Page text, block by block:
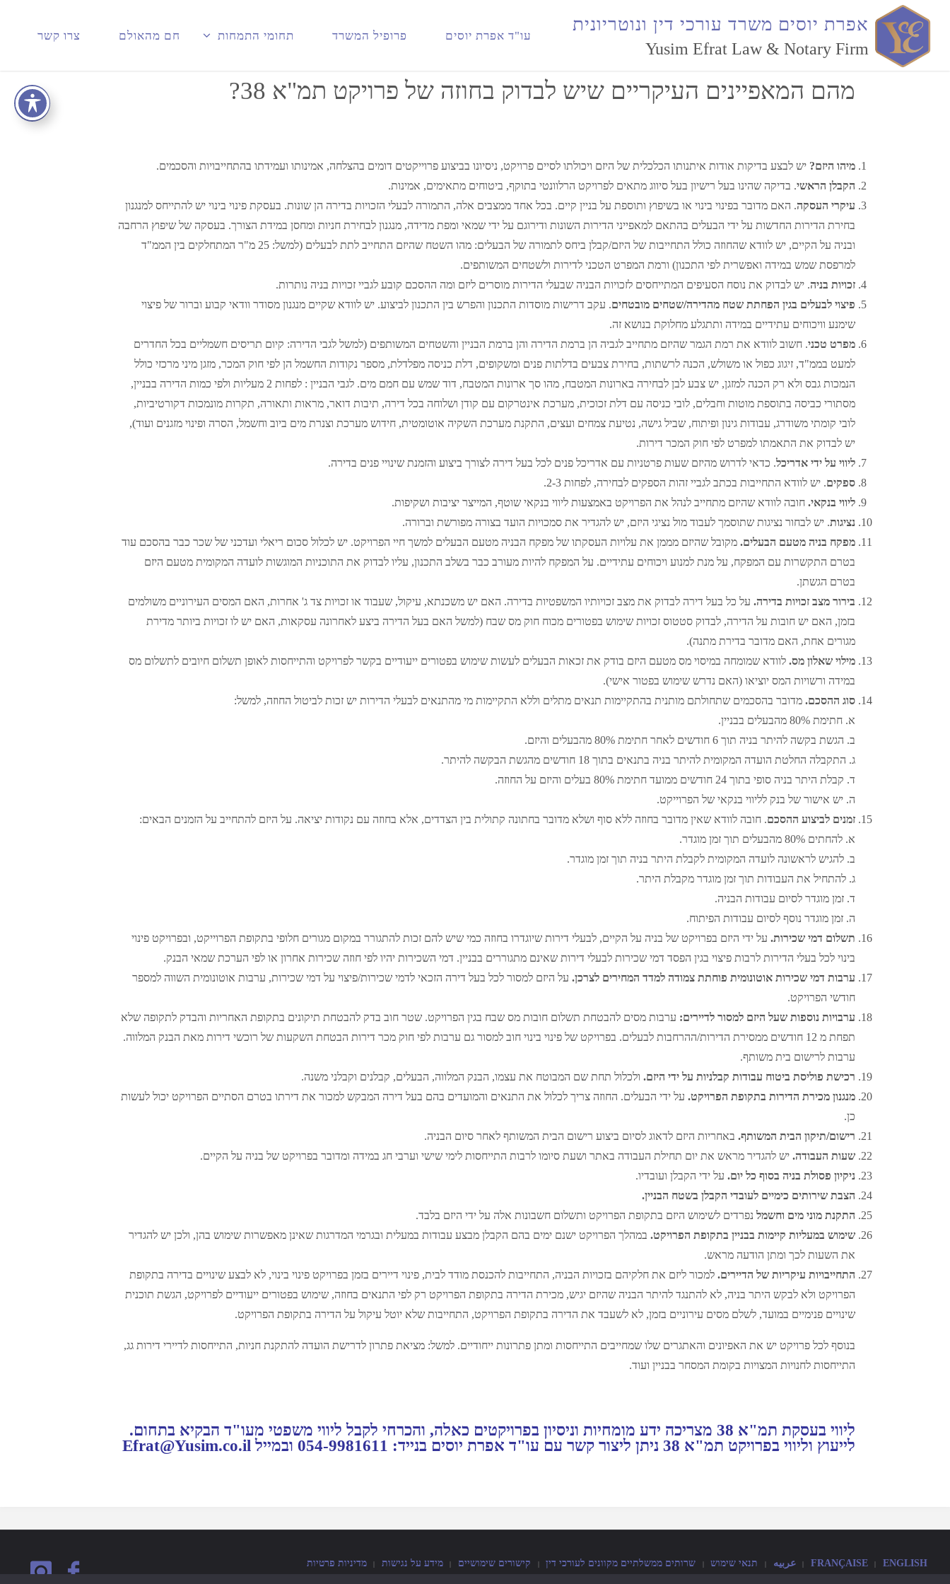
אפרת יוסים משרד עורכי דין ונוטריונית
Yusim Efrat Law & Notary Firm
עו"ד אפרת יוסים פרופיל המשרד תחומי התמחות חם מהאולם צרו קשר
מהם המאפיינים העיקריים שיש לבדוק בחוזה של פרויקט תמ"א 38?
מיהו היזם? יש לבצע בדיקות אודות איתנותו הכלכלית של היזם ויכולתו לסיים פרויקט, ניסיונו בביצוע פרוייקטים דומים בהצלחה, אמינותו ועמידתו בהתחייבויות והסכמים.
הקבלן הראשי. בדיקה שהינו בעל רישיון בעל סיווג מתאים לפרויקט הרלוונטי בתוקף, ביטוחים מתאימים, אמינות.
עיקרי העסקה. האם מדובר בפינוי בינוי או בשיפוץ ותוספת על בניין קיים. בכל אחד ממצבים אלה, התמורה לבעלי הזכויות בדירה הן שונות. בעסקת פינוי בינוי יש להתייחס למנגנון
בחירת הדירות החדשות על ידי הבעלים בהתאם למאפייני הדירות השונות ודירוגם על ידי שמאי ומפת מדידה, מנגנון לבחירת חניות ומחסן במידת הצורך. בעסקה של שיפוץ הרחבה
ובניה על הקיים, יש לוודא שהחוזה כולל התחייבות של היזם/קבלן ביחס לתמורה של הבעלים: מהו השטח שהיזם התחייב לתת לבעלים (למשל: 25 מ"ר המתחלקים בין הממ"ד
למרפסת שמש במידה ואפשרית לפי התכנון) ורמת המפרט הטכני לדירות ולשטחים המשותפים.
זכויות בניה. יש לבדוק את נוסח הסעיפים המתייחסים לזכויות הבניה שבעלי הדירות מוסרים ליזם ומה ההסכם קובע לגביי זכויות בניה נותרות.
פיצוי לבעלים בגין הפחתת שטח מהדירה/שטחים מובטחים. עקב דרישות מוסדות התכנון והפרש בין התכנון לביצוע. יש לוודא שקיים מנגנון מסודר וודאי קבוע וברור של פיצוי
שימנע וויכוחים עתידיים במידה ותתגלע מחלוקת בנושא זה.
מפרט טכני. חשוב לוודא את רמת הגמר שהיזם מתחייב לגביה הן ברמת הדירה והן ברמת הבניין והשטחים המשותפים (למשל לגבי הדירה: קיום תריסים חשמליים בכל החדרים
למעט בממ"ד, זיגוג כפול או משולש, הכנה לרשתות, בחירת צבעים בדלתות פנים ומשקופים, דלת כניסה מפלדלת, מספר נקודות החשמל הן לפי חוק המכר, מזגן מיני מרכזי כולל
הנמכות גבס ולא רק הכנה למזגן, יש צבע לבן לבחירה בארונות המטבח, מהו סך ארונות המטבח, דוד שמש עם חמם מים. לגבי הבניין : לפחות 2 מעליות ולפי כמות הדירה בבניין,
מסתורי כביסה בתוספת מוטות וחבלים, לובי כניסה עם דלת זכוכית, מערכת אינטרקום עם קודן ושלוחה בכל דירה, תיבות דואר, מראות ותאורה, תקרות מונמכות דקורטיביות,
לובי קומתי משודרג, עבודות גינון ופיתוח, שביל גישה, נטיעת צמחים ועצים, התקנת מערכת השקיה אוטומטית, חידוש מערכת וצנרת מים ביוב וחשמל, הסרה ופינוי מזגנים ועוד),
יש לבדוק את התאמתו למפרט לפי חוק המכר דירות.
ליווי על ידי אדריכל. כדאי לדרוש מהיזם שעות פרטניות עם אדריכל פנים לכל בעל דירה לצורך ביצוע והזמנת שינויי פנים בדירה.
ספקים. יש לוודא התחייבות בכתב לגביי זהות הספקים לבחירה, לפחות 2-3.
ליווי בנקאי. חובה לוודא שהיזם מתחייב לנהל את הפרויקט באמצעות ליווי בנקאי שוטף, המייצר יציבות ושקיפות.
נציגות. יש לבחור נציגות שתוסמך לעבוד מול נציגי היזם, יש להגדיר את סמכויות הועד בצורה מפורשת וברורה.
מפקח בניה מטעם הבעלים. מקובל שהיזם מממן את עלויות העסקתו של מפקח הבניה מטעם הבעלים למשך חיי הפרויקט. יש לכלול סכום ריאלי ועדכני של שכר כבר בהסכם עוד
בטרם התקשרות עם המפקח, על מנת למנוע ויכוחים עתידיים. על המפקח להיות מעורב כבר בשלב התכנון, עליו לבדוק את התוכניות המוגשות לועדה המקומית מטעם היזם
בטרם הגשתן.
בירור מצב זכויות בדירה. על כל בעל דירה לבדוק את מצב זכויותיו המשפטיות בדירה. האם יש משכנתא, עיקול, שעבוד או זכויות צד ג' אחרות, האם המסים העירוניים משולמים
בזמן, האם יש חובות על הדירה, לבדוק סטטוס זכויות שימוש בפטורים מכוח חוק מס שבח (למשל האם בעל הדירה ביצע לאחרונה עסקאות, האם יש לו זכויות ביותר מדירת
מגורים אחת, האם מדובר בדירת מתנה).
מילוי שאלון מס. לוודא שמומחה במיסוי מס מטעם היזם בודק את זכאות הבעלים לעשות שימוש בפטורים ייעודיים בקשר לפרויקט והתייחסות לאופן תשלום חיובים לתשלום מס
במידה ורשויות המס יוציאו (האם נדרש שימוש בפטור אישי).
סוג ההסכם. מדובר בהסכמים שתחולתם מותנית בהתקיימות תנאים מתלים וללא התקיימות מי מהתנאים לבעלי הדירות יש זכות לביטול החוזה, למשל:
א. חתימת 80% מהבעלים בבניין.
ב. הגשת בקשה להיתר בניה תוך 6 חודשים לאחר חתימת 80% מהבעלים והיזם.
ג. התקבלה החלטת הועדה המקומית להיתר בניה בתנאים בתוך 18 חודשים מהגשת הבקשה להיתר.
ד. קבלת היתר בניה סופי בתוך 24 חודשים ממועד חתימת 80% בעלים והיזם על החוזה.
ה. יש אישור של בנק לליווי בנקאי של הפרוייקט.
זמנים לביצוע ההסכם. חובה לוודא שאין מדובר בחוזה ללא סוף ושלא מדובר בחתונה קתולית בין הצדדים, אלא בחוזה עם נקודות יציאה. על היזם להתחייב על הזמנים הבאים:
א. להחתים 80% מהבעלים תוך זמן מוגדר.
ב. להגיש לראשונה לועדה המקומית לקבלת היתר בניה תוך זמן מוגדר.
ג. להתחיל את העבודות תוך זמן מוגדר מקבלת היתר.
ד. זמן מוגדר לסיום עבודות הבניה.
ה. זמן מוגדר נוסף לסיום עבודות הפיתוח.
תשלום דמי שכירות. על ידי היזם בפרויקט של בניה על הקיים, לבעלי דירות שיוגדרו בחוזה כמי שיש להם זכות להתגורר במקום מגורים חלופי בתקופת הפרוייקט, ובפרויקט פינוי
בינוי לכל בעלי הדירות לרבות פיצוי בגין הפסד דמי שכירות לבעלי דירות שאינם מתגוררים בבניין. דמי השכירות יהיו לפי חוזה שכירות אחרון או לפי הערכת שמאי הבנק.
ערבות דמי שכירות אוטונומית פוחתת צמודה למדד המחירים לצרכן. על היזם למסור לכל בעל דירה הזכאי לדמי שכירות/פיצוי על דמי שכירות, ערבות אוטונומית השווה למספר
חודשי הפרויקט.
ערבויות נוספות שעל היזם למסור לדיירים: ערבות מסים להבטחת תשלום חובות מס שבח בגין הפרויקט. שטר חוב בדק להבטחת תיקונים בתקופת האחריות והבדק לתקופה שלא
תפחת מ 12 חודשים ממסירת הדירות/ההרחבות לבעלים. בפרויקט של פינוי בינוי חוב למסור גם ערבות לפי חוק מכר דירות הבטחת השקעות של רוכשי דירות מאת הבנק המלווה.
ערבות לרישום בית משותף.
רכישת פוליסת ביטוח עבודות קבלניות על ידי היזם. ולכלול תחת שם המבוטח את עצמו, הבנק המלווה, הבעלים, קבלנים וקבלני משנה.
מנגנון מכירת הדירות בתקופת הפרויקט. על ידי הבעלים. החוזה צריך לכלול את התנאים והמועדים בהם בעל דירה המבקש למכור את דירתו בטרם הסתיים הפרויקט יכול לעשות
כן.
רישום/תיקון הבית המשותף. באחריות היזם לדאוג לסיום ביצוע רישום הבית המשותף לאחר סיום הבניה.
שעות העבודה. יש להגדיר מראש את יום תחילת העבודה באתר ושעת סיומו לרבות התייחסות לימי שישי וערבי חג במידה ומדובר בפרויקט של בניה על הקיים.
ניקיון פסולת בניה בסוף כל יום. על ידי הקבלן ועובדיו.
הצבת שירותים כימיים לעובדי הקבלן בשטח הבניין.
התקנת מוני מים וחשמל נפרדים לשימוש היזם בתקופת הפרויקט ותשלום חשבונות אלה על ידי היזם בלבד.
שימוש במעליות קיימות בבניין בתקופת הפרויקט. במהלך הפרויקט ישנם ימים בהם הקבלן מבצע עבודות במעלית ובגרמי המדרגות שאינן מאפשרות שימוש בהן, ולכן יש להגדיר
את השעות לכך ומתן הודעה מראש.
התחייבויות עיקריות של הדיירים. למכור ליזם את חלקיהם בזכויות הבניה, התחייבות להכנסת מודד לבית, פינוי דיירים בזמן בפרויקט פינוי בינוי, לא לבצע שינויים בדירה בתקופת
הפרויקט ולא לבקש היתר בניה, לא להתנגד להיתר הבניה שהיזם יגיש, מכירת הדירה בתקופת הפרויקט רק לפי התנאים בחוזה, שימוש בפטורים ייעודיים לפרויקט, הגשת תוכנית
שינויים פנימיים במועד, לשלם מסים עירוניים בזמן, לא לשעבד את הדירה בתקופת הפרויקט, התחייבות שלא יוטל עיקול על הדירה בתקופת הפרויקט.
בנוסף לכל פרויקט יש את האפיונים והאתגרים שלו שמחייבים התייחסות ומתן פתרונות ייחודיים. למשל: מציאת פתרון לדרישת הועדה להתקנת חניות, התייחסות לדיירי דירות גג,
התייחסות לחנויות המצויות בקומת המסחר בבניין ועוד.
ליווי בעסקת תמ"א 38 מצריכה ידע מומחיות וניסיון בפרויקטים כאלה, והכרחי לקבל ליווי משפטי מעו"ד הבקיא בתחום.
לייעוץ וליווי בפרויקט תמ"א 38 ניתן ליצור קשר עם עו"ד אפרת יוסים בנייד: 054-9981611 ובמייל Efrat@Yusim.co.il
ENGLISH
FRANÇAISE عربيه תנאי שימוש שרותים ממשלתיים מקוונים לעורכי דין קישורים שימושיים מידע על נגישות מדיניות פרטיות